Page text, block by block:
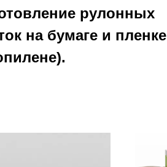
рулонных
на бумаге и пленке